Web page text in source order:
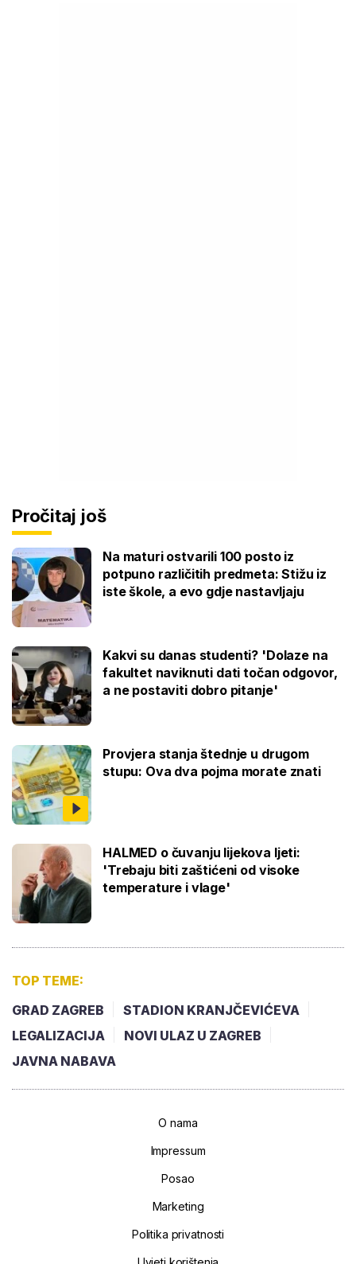
Pročitaj još
Na maturi ostvarili 100 posto iz
potpuno različitih predmeta: Stižu iz
iste škole, a evo gdje nastavljaju
Kakvi su danas studenti? 'Dolaze na
fakultet naviknuti dati točan odgovor,
a ne postaviti dobro pitanje'
Provjera stanja štednje u drugom
stupu: Ova dva pojma morate znati
HALMED o čuvanju lijekova ljeti:
'Trebaju biti zaštićeni od visoke
temperature i vlage'
TOP TEME:
GRAD ZAGREB
STADION KRANJČEVIĆEVA
LEGALIZACIJA
NOVI ULAZ U ZAGREB
JAVNA NABAVA
O nama
Impressum
Posao
Marketing
Politika privatnosti